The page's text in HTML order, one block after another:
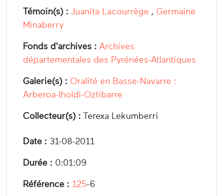
Témoin(s) : Juanita Lacourrège , Germaine
Minaberry
Fonds d'archives : Archives
départementales des Pyrénées-Atlantiques
Galerie(s) : Oralité en Basse-Navarre :
Arberoa-Iholdi-Oztibarre
Collecteur(s) : Terexa Lekumberri
Date : 31-08-2011
Durée : 0:01:09
Référence : 125-6